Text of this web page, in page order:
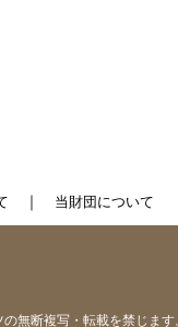
｜ 当財団について
無断複写・転載を禁じます